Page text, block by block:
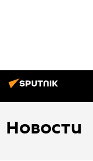
Новости